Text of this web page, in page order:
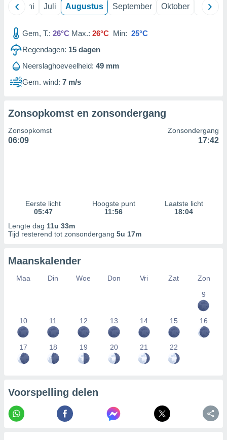
Juni Juli Augustus September Oktober
Gem, T.: 26°C Max.: 26°C Min: 25°C
Regendagen: 15 dagen
Neerslaghoeveelheid: 49 mm
Gem. wind: 7 m/s
Zonsopkomst en zonsondergang
Zonsopkomst
06:09
Zonsondergang
17:42
Eerste licht
05:47
Hoogste punt
11:56
Laatste licht
18:04
Lengte dag 11u 33m
Tijd resterend tot zonsondergang 5u 17m
Maanskalender
Maa Din Woe Don Vri Zat
Zon
9
10 11 12 13 14 15 16
17 18 19 20 21 22
Voorspelling delen